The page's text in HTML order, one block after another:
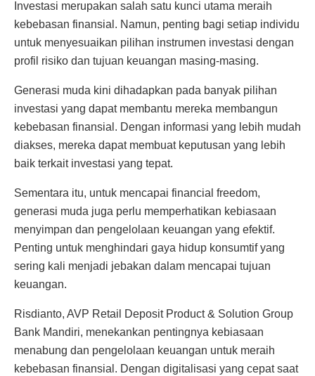
Investasi merupakan salah satu kunci utama meraih
kebebasan finansial. Namun, penting bagi setiap individu
untuk menyesuaikan pilihan instrumen investasi dengan
profil risiko dan tujuan keuangan masing-masing.
Generasi muda kini dihadapkan pada banyak pilihan
investasi yang dapat membantu mereka membangun
kebebasan finansial. Dengan informasi yang lebih mudah
diakses, mereka dapat membuat keputusan yang lebih
baik terkait investasi yang tepat.
Sementara itu, untuk mencapai financial freedom,
generasi muda juga perlu memperhatikan kebiasaan
menyimpan dan pengelolaan keuangan yang efektif.
Penting untuk menghindari gaya hidup konsumtif yang
sering kali menjadi jebakan dalam mencapai tujuan
keuangan.
Risdianto, AVP Retail Deposit Product & Solution Group
Bank Mandiri, menekankan pentingnya kebiasaan
menabung dan pengelolaan keuangan untuk meraih
kebebasan finansial. Dengan digitalisasi yang cepat saat